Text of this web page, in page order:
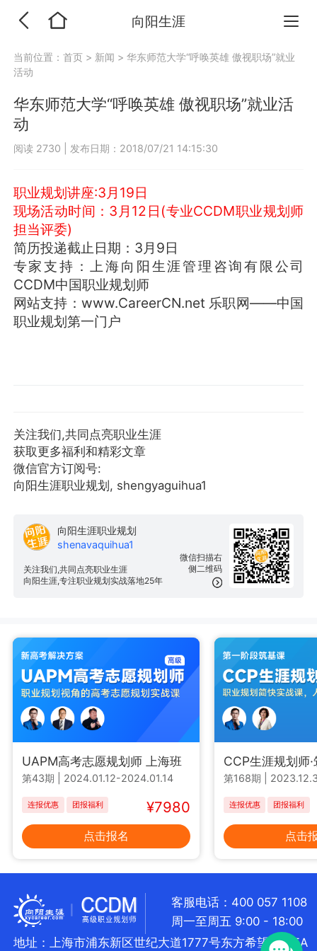
向阳生涯
当前位置：首页 > 新闻 >华东师范大学“呼唤英雄 傲视职场”就业
活动
华东师范大学“呼唤英雄 傲视职场”就业活
动
阅读 2730 发布日期：2018/07/21 14:15:30
职业规划讲座:3月19日
现场活动时间：3月12日(专业CCDM职业规划师
担当评委)
简历投递截止日期：3月9日
专家支持：上海向阳生涯管理咨询有限公司
CCDM中国职业规划师
网站支持：www.CareerCN.net 乐职网——中国
职业规划第一门户
关注我们,共同点亮职业生涯
获取更多福利和精彩文章
微信官方订阅号:
向阳生涯职业规划, shengyaguihua1
微信扫描右
侧二维码
向阳生涯职业规划
shenavaquihua1
关注我们,共同点亮职业生涯
向阳生涯,专注职业规划实战落地25年
UAPM高考志愿规划师 上海班
第43期 2024.01.12-2024.01.14
连报优惠 团报福利 ¥7980
点击报名
CCP生涯规划师
第168期
连报优惠 团报福利
点击
客服电话：400 057 1108
周一至周五 9:00 - 18:00
地址：上海市浦东新区世纪大道1777号东方希望大厦5A